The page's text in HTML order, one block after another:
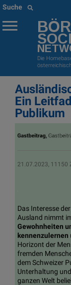
Suche
Die
Ein
Publikum
21.07.2023, 11150
Das Interesse
Ausland nimmt
Gewohnheiten
kennenzulernen
Horizont der
fremden
dem Schweizer
Unterhaltung
ganzen Welt